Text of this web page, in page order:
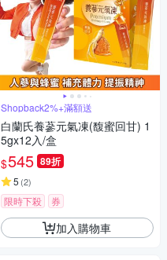
Shopback2%+滿額送
白蘭氏養蔘元氣凍(馥蜜回甘) 1
5gx12入/盒
$545 89折
5 (2)
限時下殺 券
加入購物車